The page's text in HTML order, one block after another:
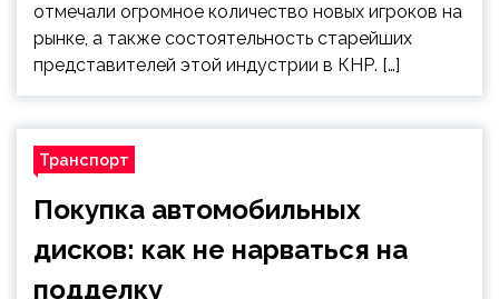
отмечали огромное количество новых игроков на
рынке, а также состоятельность старейших
представителей этой индустрии в КНР. […]
Транспорт
Покупка автомобильных
дисков: как не нарваться на
подделку